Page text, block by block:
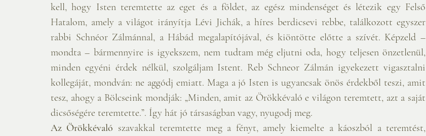
kell, hogy Isten teremtette az eget és a földet, az egész mindenséget és létezik egy Felső
Hatalom, amely a világot irányítja Lévi Jichák, a híres berdicsevi rebbe, találkozott egyszer
rabbi Schnéor Zálmánnal, a Hábád megalapítójával, és kiöntötte előtte a szívét. Képzeld –
mondta – bármennyire is igyekszem, nem tudtam még eljutni oda, hogy teljesen önzetlenül,
minden egyéni érdek nélkül, szolgáljam Istent. Reb Schneor Zálmán igyekezett vigasztalni
kollegáját, mondván: ne aggódj emiatt. Maga a jó Isten is ugyancsak önös érdekből teszi, amit
tesz, ahogy a Bölcseink mondják: „Minden, amit az Örökkévaló e világon teremtett, azt a saját
dicsőségére teremtette.”. Így hát jó társaságban vagy, nyugodj meg.
Az Örökkévaló szavakkal teremtette meg a fényt, amely kiemelte a káoszból a teremtést,